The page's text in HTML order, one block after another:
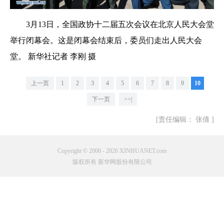
3月13日，全国政协十二届五次会议在北京人民大会堂
举行闭幕会。这是闭幕会结束后，委员们走出人民大会
堂。 新华社记者 李刚 摄
上一页 1 2 3 4 5 6 7 8 9 10
下一页 >>|
[责任编辑： 张倩 ]
Copyright © 2000 - 2026 XINHUANET.com
版权所有 新华网股份有限公司